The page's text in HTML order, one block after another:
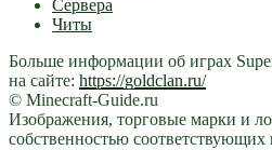
Сервера
Читы
Больше информации об играх
на сайте: https://goldclan.ru/
© Minecraft-Guide.ru
Изображения, торговые марки и
собственностью соответствующих